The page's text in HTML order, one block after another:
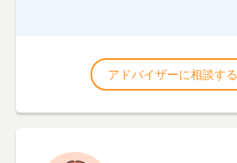
アドバイザーに相談する